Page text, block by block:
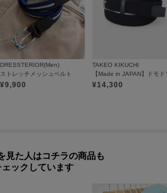
DRESSTERIOR(Men)
ストレッチメッシュベルト
¥9,900
TAKEO KIKUCHI
¥14,300
見た人はコチラの商品も
ェックしています